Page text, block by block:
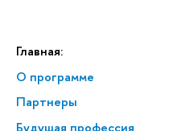
Главная:
О программе
Партнеры
Будущая профессия